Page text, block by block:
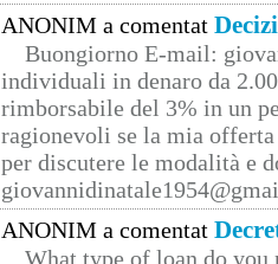
ANONIM a comentat
Buongiorno E-mail:
individuali in denaro da
rimborsabile del 3% in un
ragionevoli se la mia
per discutere le modalità e
ANONIM a comentat
What type of loan do you